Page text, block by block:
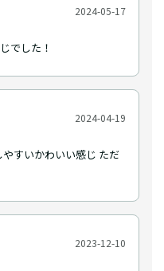
2024-05-17
でした！
2024-04-19
すいかわいい感じ ただ
2023-12-10